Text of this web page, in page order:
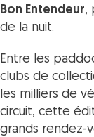
Bon Entendeur,
de la nuit.
Entre les
clubs de
les milliers de
circuit, cette
grands rendez-